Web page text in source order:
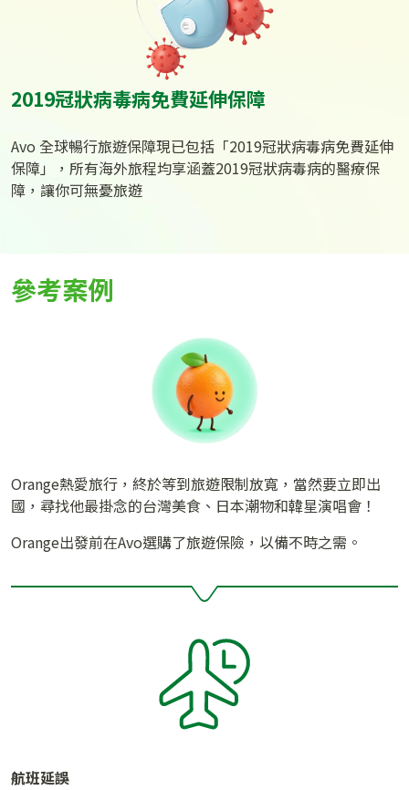
2019冠狀病毒病免費延伸保障
Avo 全球暢行旅遊保障現已包括「2019冠狀病毒病免費延伸
保障」，所有海外旅程均享涵蓋2019冠狀病毒病的醫療保
障，讓你可無憂旅遊
參考案例
Orange熱愛旅行，終於等到旅遊限制放寬，當然要立即出
國，尋找他最掛念的台灣美食、日本潮物和韓星演唱會！
Orange出發前在Avo選購了旅遊保險，以備不時之需。
航班延誤